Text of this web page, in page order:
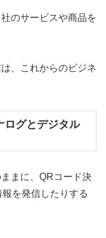
のサービスや商品を
、これからのビジネ
ログとデジタル
まに、QRコード決
を発信したりする